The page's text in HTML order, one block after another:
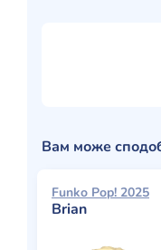
Вам може
Funko Pop! 2025
Brian